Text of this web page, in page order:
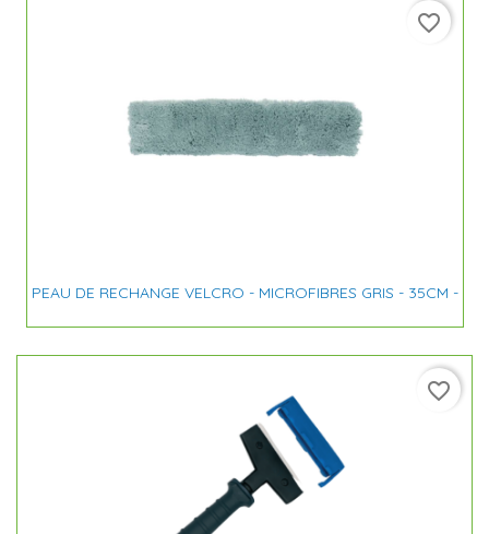
PEAU DE RECHANGE VELCRO - MICROFIBRES GRIS - 35CM -
favorite_border
favorite_border